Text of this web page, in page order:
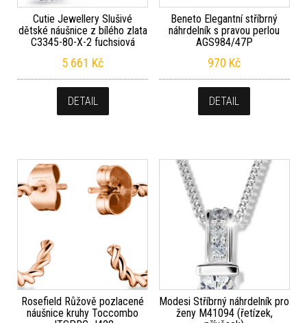
Cutie Jewellery Slušivé
dětské náušnice z bílého zlata
C3345-80-X-2 fuchsiová
5 661 Kč
DETAIL
Beneto Elegantní stříbrný
náhrdelník s pravou perlou
AGS984/47P
970 Kč
DETAIL
Rosefield Růžově pozlacené
náušnice kruhy Toccombo
Modesi Stříbrný náhrdelník pro
ženy M41094 (řetízek,